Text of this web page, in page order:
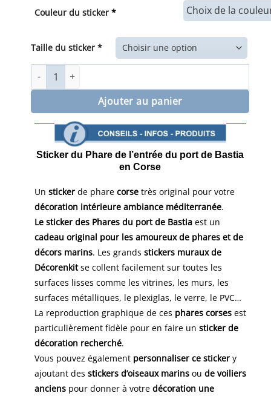
Couleur du sticker*
Taille du sticker *
quantité de Sticker mural du Phare du port de Bastia
Ajouter au panier
Sticker du Phare de l’entrée du port de Bastia
en Corse
Un stickerde phare corse très original pour votre
décoration intérieure ambiance méditerranée.
Le sticker des Phares du port de Bastiaest un
cadeau original pour les amoureux de phares et de
décors marins. Les grands stickers muraux de
Décorenkitse collent facilement sur toutes les
surfaces lisses comme les vitrines, les murs, les
surfaces métalliques, le plexiglas, le verre, le PVC…
La reproduction graphique de ces phares corses est
particulièrement fidèle pour en faire un sticker de
décoration recherché.
Vous pouvez égalementpersonnaliser ce stickery
ajoutant des stickers d’oiseaux marins ou de voiliers
anciens pour donner à votre décoration une